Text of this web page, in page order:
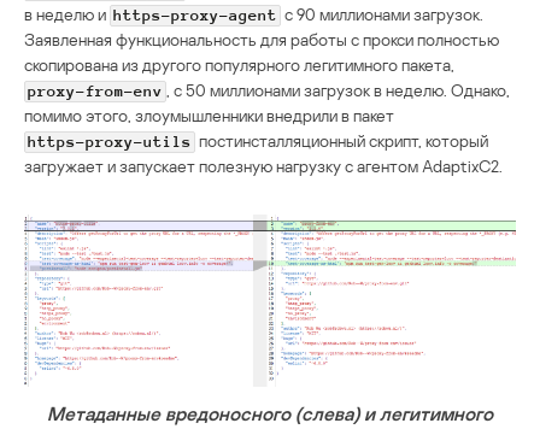
в неделю и https-proxy-agent с 90 миллионами загрузок.
Заявленная функциональность для работы с прокси полностью
скопирована из другого популярного легитимного пакета,
proxy-from-env
, с 50 миллионами загрузок в неделю. Однако,
помимо этого, злоумышленники внедрили в пакет
https-proxy-utils постинсталляционный скрипт, который
загружает и запускает полезную нагрузку с агентом AdaptixC2.
Метаданные вредоносного (слева) и легитимного